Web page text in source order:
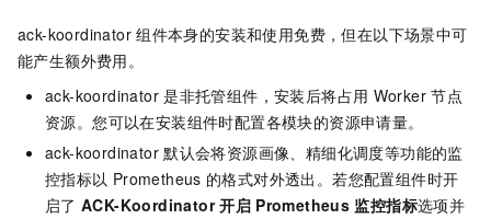
ack-koordinator 组件本身的安装和使用免费，但在以下场景中可
能产生额外费用。
ack-koordinator 是非托管组件，安装后将占用 Worker 节点
资源。您可以在安装组件时配置各模块的资源申请量。
ack-koordinator 默认会将资源画像、精细化调度等功能的监
控指标以 Prometheus 的格式对外透出。若您配置组件时开
启了 ACK-Koordinator 开启 Prometheus 监控指标选项并